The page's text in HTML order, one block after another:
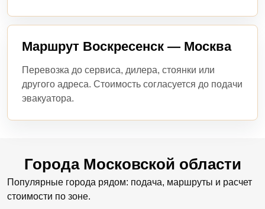
Маршрут Воскресенск — Москва
Перевозка до сервиса, дилера, стоянки или
другого адреса. Стоимость согласуется до подачи
эвакуатора.
Города Московской области
Популярные города рядом: подача, маршруты и расчет
стоимости по зоне.